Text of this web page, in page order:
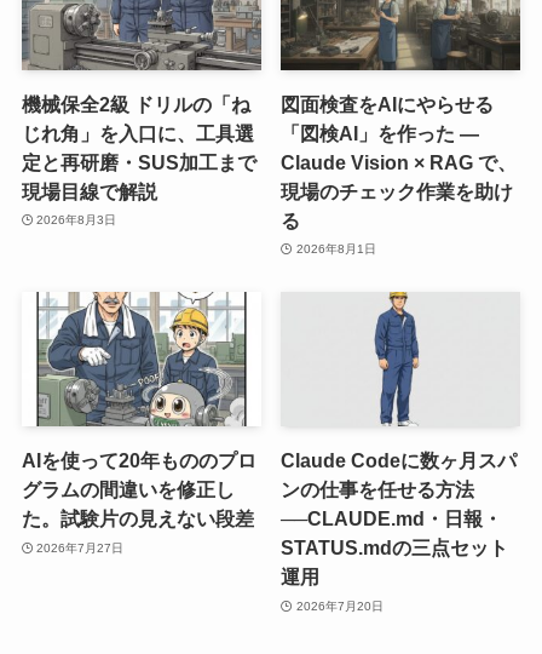
機械保全2級 ドリルの「ね
じれ角」を入口に、工具選
定と再研磨・SUS加工まで
現場目線で解説
2026年8月3日
図面検査をAIにやらせる
「図検AI」を作った ―
Claude Vision × RAG で、
現場のチェック作業を助け
る
2026年8月1日
AIを使って20年もののプロ
グラムの間違いを修正し
た。試験片の見えない段差
2026年7月27日
Claude Codeに数ヶ月スパ
ンの仕事を任せる方法
──CLAUDE.md・日報・
STATUS.mdの三点セット
運用
2026年7月20日